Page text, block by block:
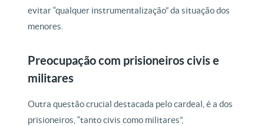
evitar “qualquer instrumentalização” da situação dos
menores.
Preocupação com prisioneiros civis e
militares
Outra questão crucial destacada pelo cardeal, é a dos
prisioneiros, “tanto civis como militares”,